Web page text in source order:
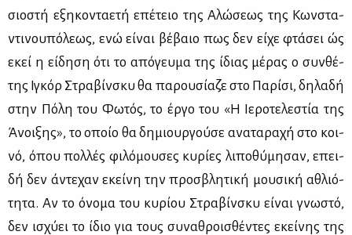
σιο­στή εξη­κο­ντα­ε­τή επέ­τειο της Αλώ­σε­ως της Κων­στα­
ντι­νου­πό­λε­ως, ενώ εί­ναι βέ­βαιο πως δεν εί­χε φτά­σει ώς
εκεί η εί­δη­ση ότι το από­γευ­μα της ίδιας μέ­ρας ο συν­θέ­
της Ιγκόρ Στρα­βίν­σκυ θα πα­ρου­σί­α­ζε στο Πα­ρί­σι, δη­λα­δή
στην Πό­λη του Φω­τός, το έρ­γο του «Η Ιε­ρο­τε­λε­στία της
Άνοι­ξης», το οποίο θα δη­μιουρ­γού­σε ανα­τα­ρα­χή στο κοι­
νό, όπου πολ­λές φι­λό­μου­σες κυ­ρί­ες λι­πο­θύ­μη­σαν, επει­
δή δεν άντε­χαν εκεί­νη την προ­σβλη­τι­κή μου­σι­κή αθλιό­
τη­τα. Αν το όνο­μα του κυ­ρί­ου Στρα­βίν­σκυ εί­ναι γνω­στό,
δεν ισχύ­ει το ίδιο για τους συ­να­θροι­σθέ­ντες εκεί­νης της